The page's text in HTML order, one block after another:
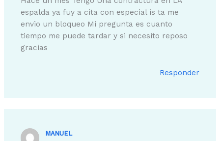
espalda ya fuy a cita con especial is ta me
envio un bloqueo Mi pregunta es cuanto
tiempo me puede tardar y si necesito reposo
gracias
Responder
MANUEL